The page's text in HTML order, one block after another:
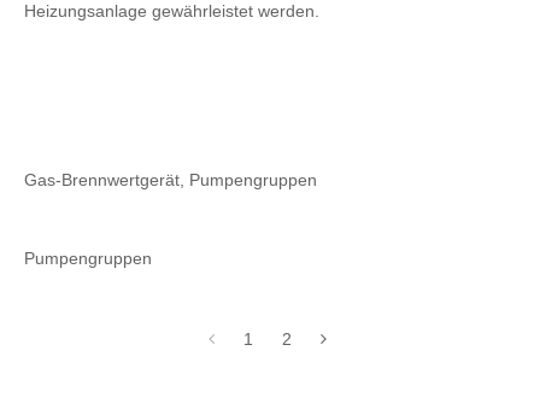
Heizungsanlage gewährleistet werden.
Gas-Brennwertgerät, Pumpengruppen
Pumpengruppen
1 2